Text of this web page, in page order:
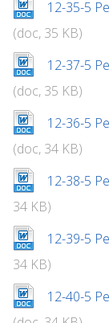
12-35-5
(doc, 35 KB)
12-37-5
(doc, 35 KB)
12-36-5
(doc, 34 KB)
12-38-5
34 KB)
12-39-5
34 KB)
12-40-5